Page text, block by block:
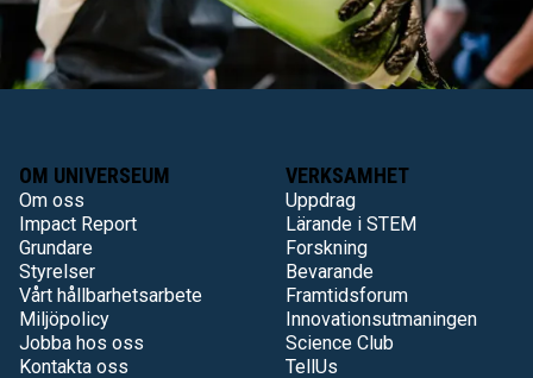
OM UNIVERSEUM
Om oss
Impact Report
Grundare
Styrelser
Vårt hållbarhetsarbete
Miljöpolicy
Jobba hos oss
Kontakta oss
VERKSAMHET
Uppdrag
Lärande i STEM
Forskning
Bevarande
Framtidsforum
Innovationsutmaningen
Science Club
TellUs